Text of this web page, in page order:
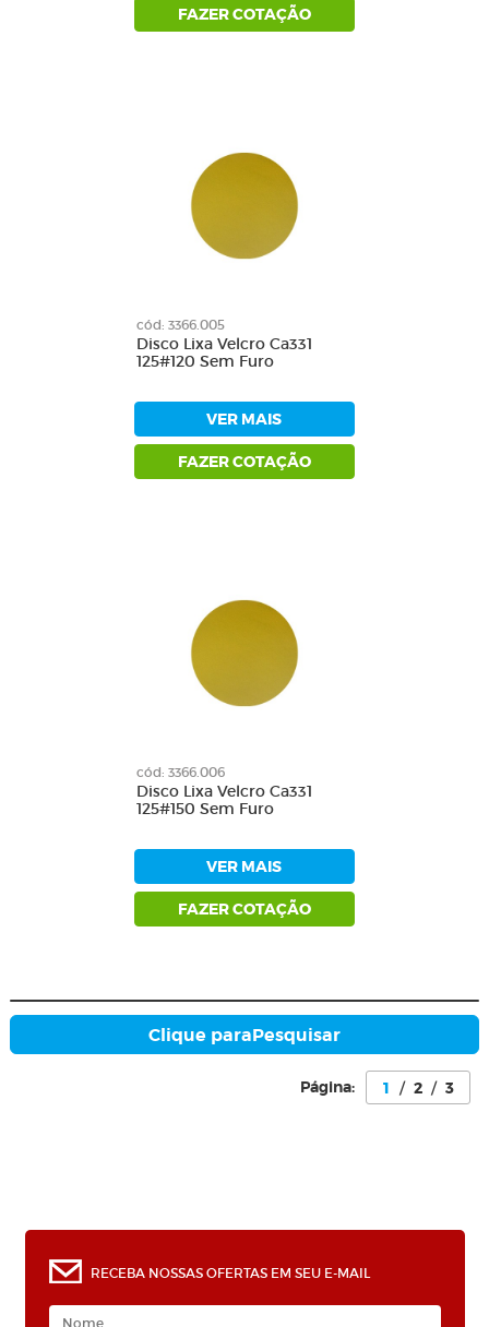
FAZER COTAÇÃO
cód: 3366.005
Disco Lixa Velcro Ca331
125#120 Sem Furo
VER MAIS
FAZER COTAÇÃO
cód: 3366.006
Disco Lixa Velcro Ca331
125#150 Sem Furo
VER MAIS
FAZER COTAÇÃO
Clique paraPesquisar
Página: 1 / 2 / 3
RECEBA NOSSAS OFERTAS EM SEU E-MAIL